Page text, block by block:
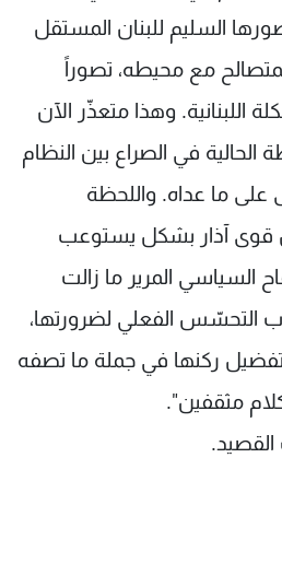
السليم للبنان المستقل
مع محيطه، تصوراً
اللبنانية. وهذا متعذّر الآن
في الصراع بين النظام
على ما عداه. واللحظة
قوى آذار بشكل يستوعب
المرير ما زالت
التحسّس الفعلي لضرورتها،
ركنها في جملة ما تصفه
مثقفين".